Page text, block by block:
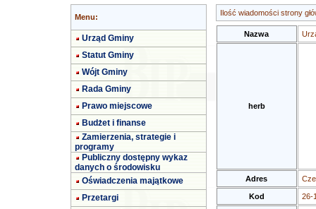
Menu:
Urząd Gminy
Statut Gminy
Wójt Gminy
Rada Gminy
Prawo miejscowe
Budżet i finanse
Zamierzenia, strategie i
programy
Publiczny dostępny wykaz
danych o środowisku
Oświadczenia majątkowe
Przetargi
Ilość wiadomości strony
Nazwa
herb
Adres
Kod 26-